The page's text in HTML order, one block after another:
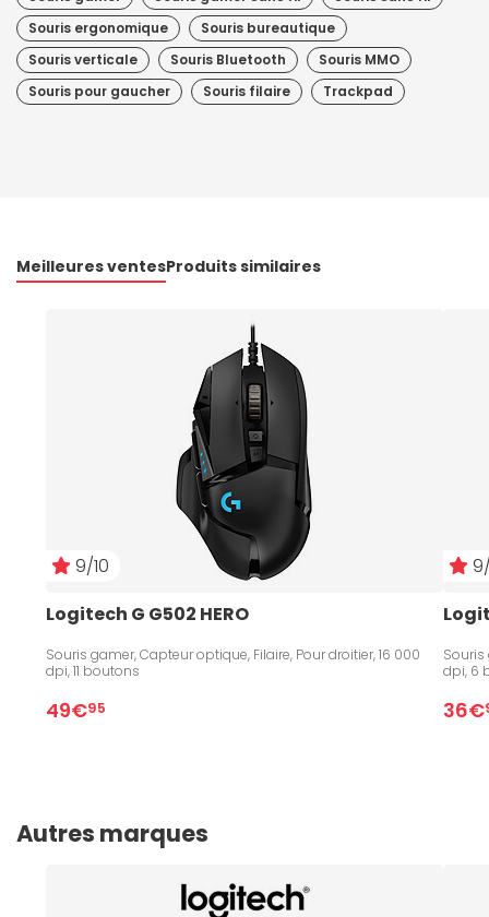
Souris ergonomique
Souris bureautique
Souris verticale
Souris Bluetooth
Souris MMO
Souris pour gaucher
Souris filaire Trackpad
Meilleures ventesProduits similaires
9/10
Logitech G G502 HERO
Souris gamer, Capteur optique, Filaire, Pour droitier, 16 000
dpi, 11 boutons
49€95
Souris
dpi, 6
36€
Autres marques